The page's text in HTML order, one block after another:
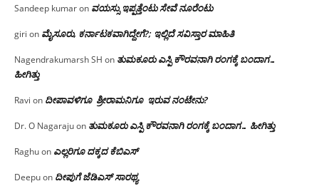
Sandeep kumaron ವಯಸ್ಸು ಇಪ್ಪತ್ತೆಂಟು ಸೇವೆ ನೂರೆಂಟು
giri on ಮೈಸೂರು, ಕರ್ನಾಟಕವಾಗಿದ್ದೇಗೆ?; ಇಲ್ಲಿದೆ ಸವಿಸ್ತಾರ ಮಾಹಿತಿ
Nagendrakumarsh SH on ತುಮಕೂರು ಎಸ್ಪಿ ಕೌರವನಾಗಿ ರಂಗಕ್ಕೆ ಬಂದಾಗ…
ಹೀಗಿತ್ತು
Ravi on ದೀಪಾವಳಿಗೂ ಶ್ರೀರಾಮನಿಗೂ ಇರುವ ನಂಟೇನು?
Dr. O Nagarajuon ತುಮಕೂರು ಎಸ್ಪಿ ಕೌರವನಾಗಿ ರಂಗಕ್ಕೆ ಬಂದಾಗ… ಹೀಗಿತ್ತು
Raghuon ಎಲ್ಲರಿಗೂ ದಕ್ಕದ ಕೆಬಿಎಸ್
Deepuon ದೀಪುಗೆ ಜೆಡಿಎಸ್ ಸಾರಥ್ಯ